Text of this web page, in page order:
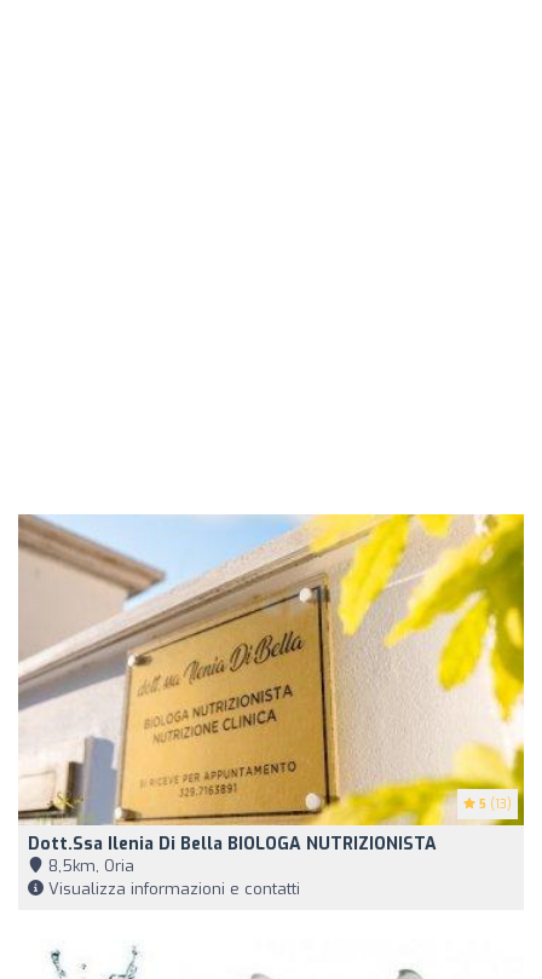
5 (13)
Dott.ssa Ilenia Di Bella BIOLOGA NUTRIZIONISTA
8,5km, Oria
Visualizza informazioni e contatti